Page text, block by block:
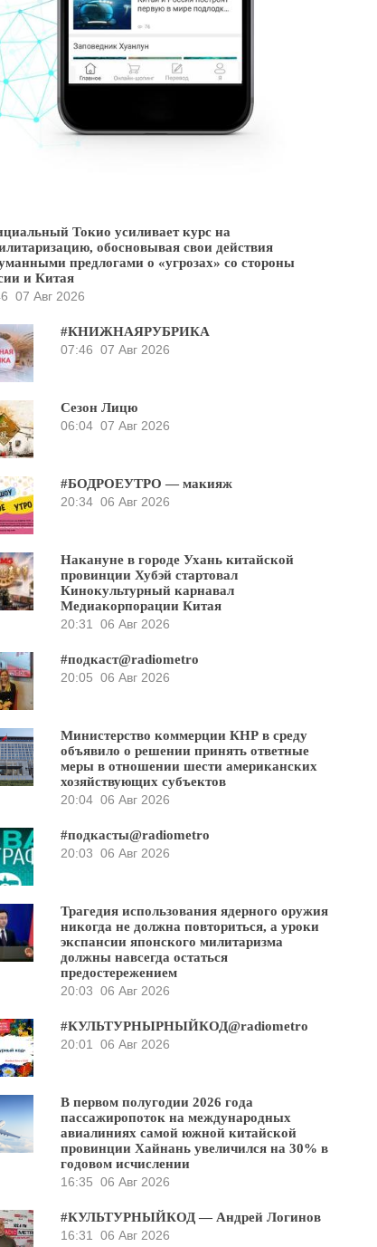
Токио усиливает курс на
обосновывая свои действия
предлогами о «угрозах» со стороны
и Китая
07 Авг 2026
#КНИЖНАЯРУБРИКА
07:46 07 Авг 2026
Сезон Лицю
06:04 07 Авг 2026
#БОДРОЕУТРО — макияж
20:34 06 Авг 2026
Накануне в городе Ухань китайской
провинции Хубэй стартовал
Кинокультурный карнавал
Медиакорпорации Китая
20:31
06 Авг 2026
#подкаст@radiometro
20:05 06 Авг 2026
Министерство коммерции КНР в среду
объявило о решении принять ответные
меры в отношении шести американских
хозяйствующих субъектов
20:04 06 Авг 2026
#подкасты@radiometro
20:03 06 Авг 2026
Трагедия использования ядерного оружия
никогда не должна повториться, а уроки
экспансии японского милитаризма
должны навсегда остаться
предостережением
20:03 06 Авг 2026
#КУЛЬТУРНЫРНЫЙКОД@radiometro
20:01
06 Авг 2026
В первом полугодии 2026 года
пассажиропоток на международных
авиалиниях самой южной китайской
провинции Хайнань увеличился на 30% в
годовом исчислении
16:35 06 Авг 2026
#КУЛЬТУРНЫЙКОД — Андрей Логинов
16:31
06 Авг 2026